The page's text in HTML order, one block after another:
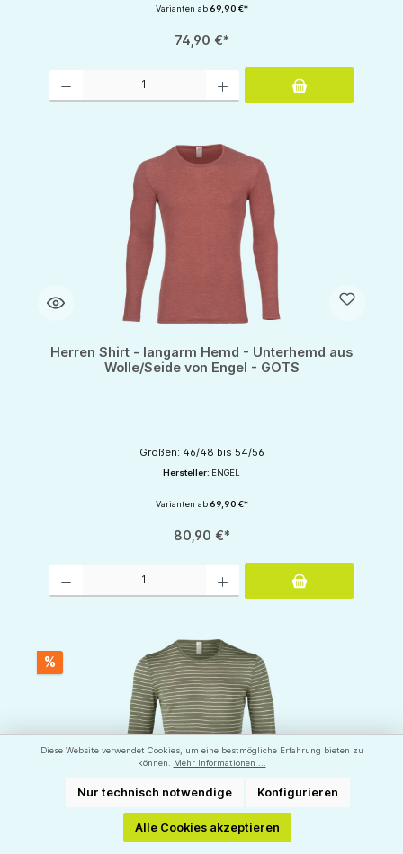
Varianten ab69,90 €*
74,90 €*
Herren Shirt - langarm Hemd - Unterhemd aus
Wolle/Seide von Engel - GOTS
Größen: 46/48 bis 54/56
Hersteller: ENGEL
Varianten ab69,90 €*
80,90 €*
%
Diese Website verwendet Cookies, um eine bestmögliche Erfahrung bieten zu
können.
Mehr Informationen ...
Nur technisch notwendige Konfigurieren
Alle Cookies akzeptieren